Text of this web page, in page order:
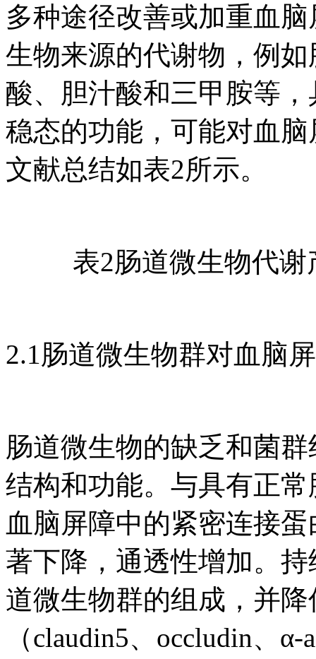
多种途径改善或加重血
生物来源的代谢物，例
酸、胆汁酸和三甲胺等
稳态的功能，可能对血
文献总结如表2所示。
表2肠道微生物代
2.1肠道微生物群对血脑
肠道微生物的缺乏和菌
结构和功能。与具有正
血脑屏障中的紧密连接
著下降，通透性增加。
道微生物群的组成，并
（claudin5、occludin、